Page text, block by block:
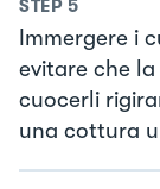
STEP 5
Immergere i
evitare che
cuocerli
una cottura